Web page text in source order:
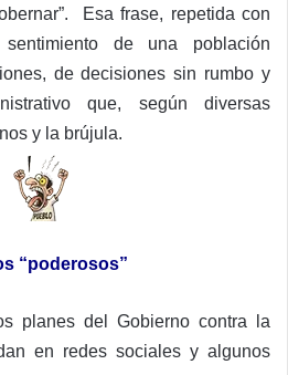
Esa frase, repetida con
de una población
de decisiones sin rumbo y
que, según diversas
y la brújula.
“poderosos”
planes del Gobierno contra la
en redes sociales y algunos